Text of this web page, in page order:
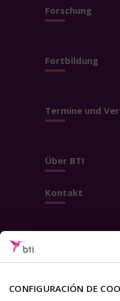
CONFIGURACIÓN DE
Forschung
Fortbildung
Termine und
Über BTI
Kontakt